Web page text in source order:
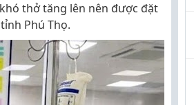
thở tăng lên nên được đặt
Phú Thọ.